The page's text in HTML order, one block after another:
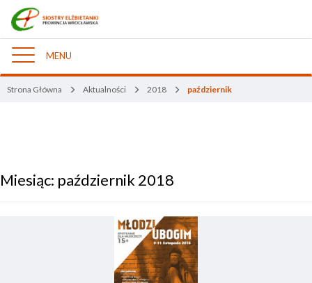
Nawigacja
MENU
Strona Główna Aktualności 2018 październik
Miesiąc: październik 2018